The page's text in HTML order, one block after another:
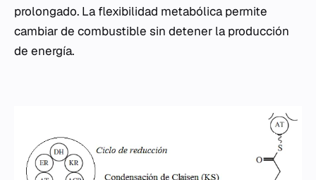
prolongado. La flexibilidad metabólica permite
cambiar de combustible sin detener la producción
de energía.